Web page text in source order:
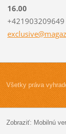
16.00
+421903209649
exclusiv
Všetky práva
Zobraziť: Mobilnú